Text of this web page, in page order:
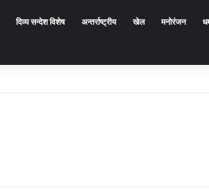
दिव्य सन्देश विशेष अन्तर्राष्ट्रीय खेल मनोरंजन